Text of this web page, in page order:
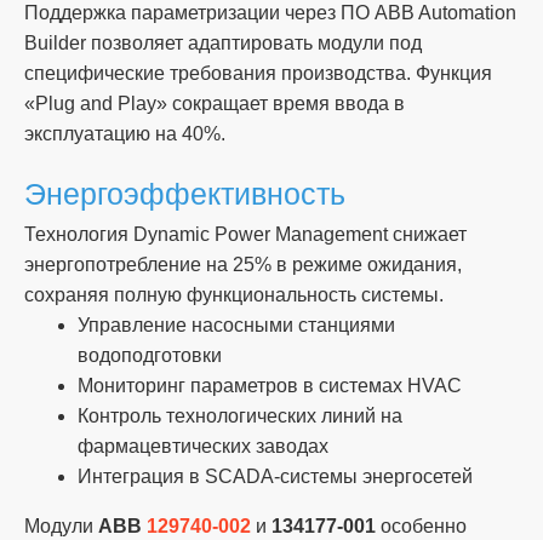
Поддержка параметризации через ПО ABB Automation
Builder позволяет адаптировать модули под
специфические требования производства. Функция
«Plug and Play» сокращает время ввода в
эксплуатацию на 40%.
Энергоэффективность
Технология Dynamic Power Management снижает
энергопотребление на 25% в режиме ожидания,
сохраняя полную функциональность системы.
Управление насосными станциями
водоподготовки
Мониторинг параметров в системах HVAC
Контроль технологических линий на
фармацевтических заводах
Интеграция в SCADA-системы энергосетей
Модули ABB 129740-002 и 134177-001 особенно